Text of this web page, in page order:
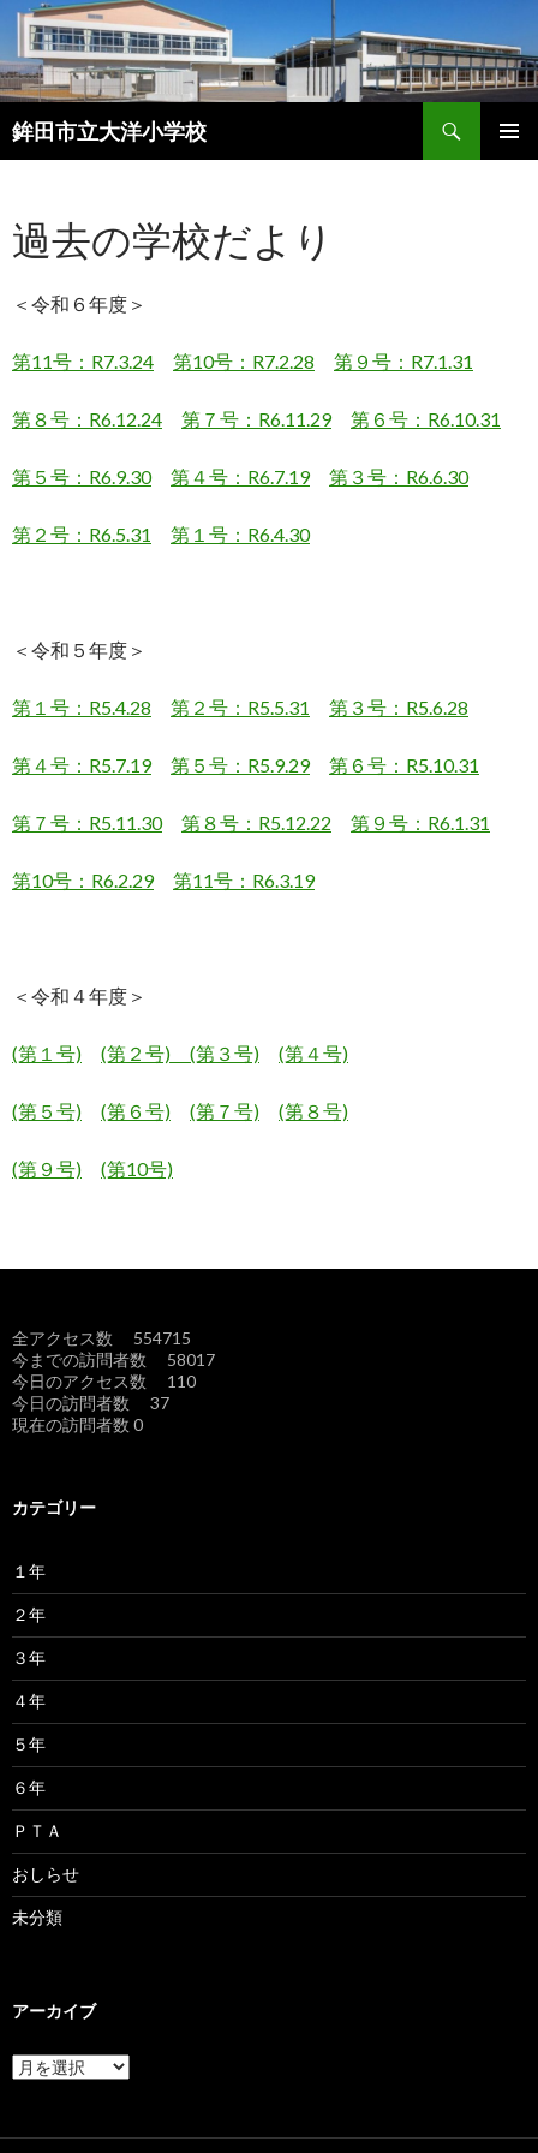
鉾田市立大洋小学校
検
索
ン
ツ
ス
ッ
過去の学校だより
＜令和６年度＞
第11号：R7.3.24 第10号：R7.2.28 第９号：R7.1.31
第８号：R6.12.24 第７号：R6.11.29 第６号：R6.10.31
第５号：R6.9.30 第４号：R6.7.19 第３号：R6.6.30
第２号：R6.5.31 第１号：R6.4.30
＜令和５年度＞
第１号：R5.4.28 第２号：R5.5.31 第３号：R5.6.28
第４号：R5.7.19 第５号：R5.9.29 第６号：R5.10.31
第７号：R5.11.30 第８号：R5.12.22 第９号：R6.1.31
第10号：R6.2.29 第11号：R6.3.19
＜令和４年度＞
(第１号) (第２号) (第３号) (第４号)
(第５号) (第６号) (第７号) (第８号)
(第９号) (第10号)
全アクセス数 554715
今までの訪問者数 58017
今日のアクセス数 110
今日の訪問者数 37
現在の訪問者数 0
カテゴリー
１年
２年
３年
４年
５年
６年
ＰＴＡ
おしらせ
未分類
アーカイブ
ア
ー